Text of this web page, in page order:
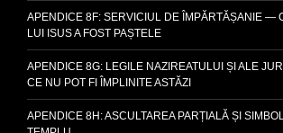
APENDICE 8F: SERVICIUL DE ÎMPĂRTĂȘANIE —
LUI ISUS A FOST PAȘTELE
APENDICE 8G: LEGILE NAZIREATULUI ȘI ALE
CE NU POT FI ÎMPLINITE ASTĂZI
APENDICE 8H: ASCULTAREA PARȚIALĂ ȘI